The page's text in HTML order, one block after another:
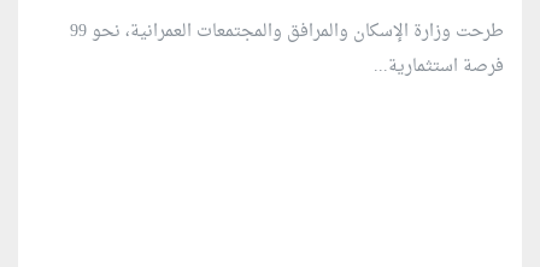
طرحت وزارة الإسكان والمرافق والمجتمعات العمرانية، نحو 99
فرصة استثمارية...